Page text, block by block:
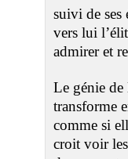
suivi de ses
vers lui
admirer et
Le génie de
transforme
comme si
croit voir